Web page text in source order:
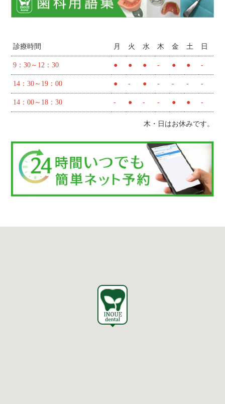
診療時間 月 火 水 木 金 土 日
9：30～12：30 ● ● ● - ● ● -
14：30～19：00 ● - ● - - - -
14：00～18：30 - ● - - ● ● -
木・日はお休みです。